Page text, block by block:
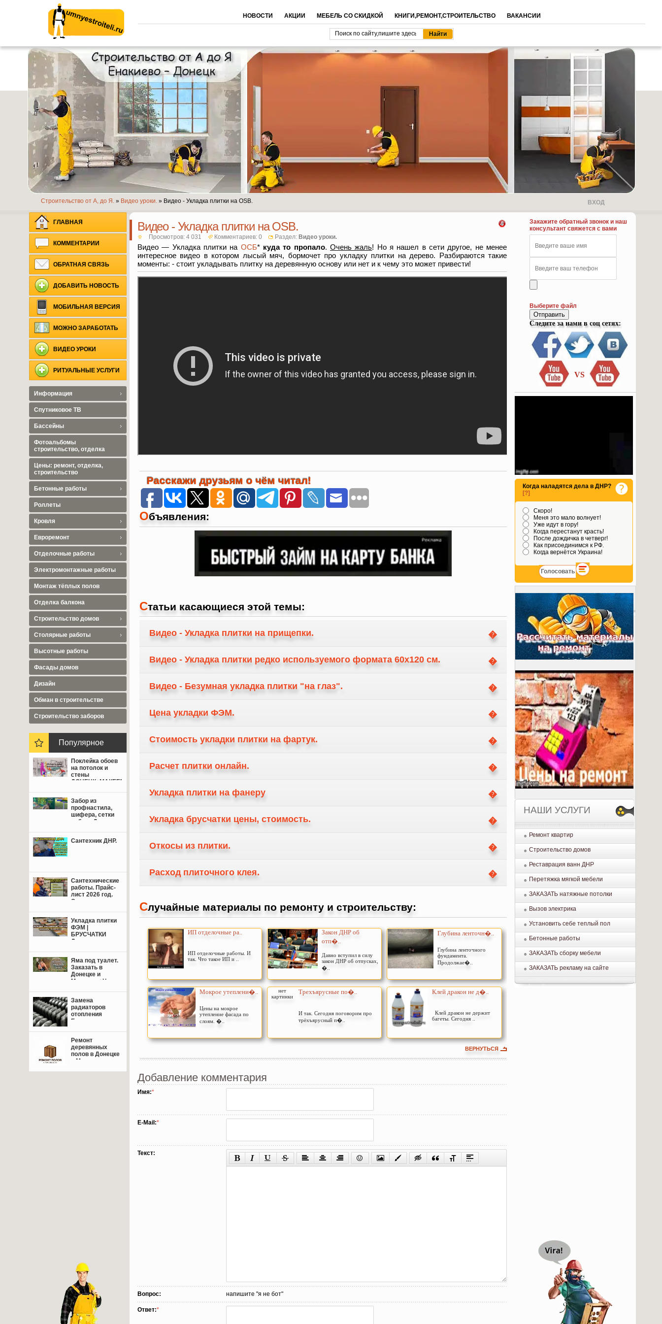
Умные строители.ру
НОВОСТИ АКЦИИ МЕБЕЛЬ СО СКИДКОЙ КНИГИ,РЕМОНТ,СТРОИТЕЛЬСТВО ВАКАНСИИ
Строительство от А, до Я. » Видео уроки. » Видео - Укладка плитки на OSB. ВХОД
Видео - Укладка плитки на OSB.
Просмотров: 4 031 Комментариев: 0 Раздел: Видео уроки.
Видео — Укладка плитки на ОСБ* куда то пропало.Очень жаль! Но я нашел в сети другое, не менее
интересное видео в котором лысый мяч, бормочет про укладку плитки на дерево. Разбираются такие
моменты: - стоит укладывать плитку на деревянную основу или нет и к чему это может привести!
Расскажи друзьям о чём читал!
Объявления:
Статьи касающиеся этой темы:
Видео - Укладка плитки на прищепки.
Видео - Укладка плитки редко используемого формата 60х120 см.
Видео - Безумная укладка плитки "на глаз".
Цена укладки ФЭМ.
Стоимость укладки плитки на фартук.
Расчет плитки онлайн.
Укладка плитки на фанеру
Укладка брусчатки цены, стоимость.
Откосы из плитки.
Расход плиточного клея.
Случайные материалы по ремонту и строительству:
ИП отделочные ра..
ИП отделочные работы. И
так. Что такое ИП и ..
Закон ДНР об
отп�..
Давно вступил в силу
закон ДНР об отпусках,
�..
Глубина ленточн�..
Глубина ленточного
фундамента.
Продолжае�..
Мокрое утеплени�..
Цены на мокрое
утепление фасада по
слоям. �..
нет
картинки
Трехъярусные по�..
И так. Сегодня поговорим про
трёхъярусный п�..
Клей дракон не д�..
Клей дракон не держит
багеты. Сегодня ..
ВЕРНУТЬСЯ
Добавление комментария
Имя:*
E-Mail:*
Текст:
Вопрос: напишите "я не бот"
Ответ:*
Закажите обратный звонок и наш
консультант свяжется с вами
Выберите файл
Отправить
Следите за нами в соц сетях:
VS
Когда наладятся дела в ДНР?
[?]
Скоро!
Меня это мало волнует!
Уже идут в гору!
Когда перестанут красть!
После дождичка в четверг!
Как присоединимся к РФ.
Когда вернётся Украина!
НАШИ УСЛУГИ
Ремонт квартир
Строительство домов
Реставрация ванн ДНР
Перетяжка мягкой мебели
ЗАКАЗАТЬ натяжные потолки
Вызов электрика
Установить себе теплый пол
Бетонные работы
ЗАКАЗАТЬ сборку мебели
ЗАКАЗАТЬ рекламу на сайте
ГЛАВНАЯ
КОММЕНТАРИИ
ОБРАТНАЯ СВЯЗЬ
ДОБАВИТЬ НОВОСТЬ
МОБИЛЬНАЯ ВЕРСИЯ
МОЖНО ЗАРАБОТАТЬ
ВИДЕО УРОКИ
РИТУАЛЬНЫЕ УСЛУГИ
Информация
Спутниковое ТВ
Бассейны
Фотоальбомы
строительство, отделка
Цены: ремонт, отделка,
строительство
Бетонные работы
Роллеты
Кровля
Евроремонт
Отделочные работы
Электромонтажные работы
Монтаж тёплых полов
Отделка балкона
Строительство домов
Столярные работы
Высотные работы
Фасады домов
Дизайн
Обман в строительстве
Cтроительство заборов
Популярное
Поклейка обоев
на потолок и
стены
ДОНЕЦК+МАКЕЕВКА
Забор из
профнастила,
шифера, сетки
рабица Донецк,
Сантехник ДНР.
Сантехнические
работы. Прайс-
лист 2026 год.
Свежие цены.
Укладка плитки
ФЭМ |
БРУСЧАТКИ
Донецк,
Яма под туалет.
Заказать в
Донецке и
Макеевке+Цены.
Замена
радиаторов
отопления
Енакиево,
Ремонт
деревянных
полов в Донецке
и Макеевке: от